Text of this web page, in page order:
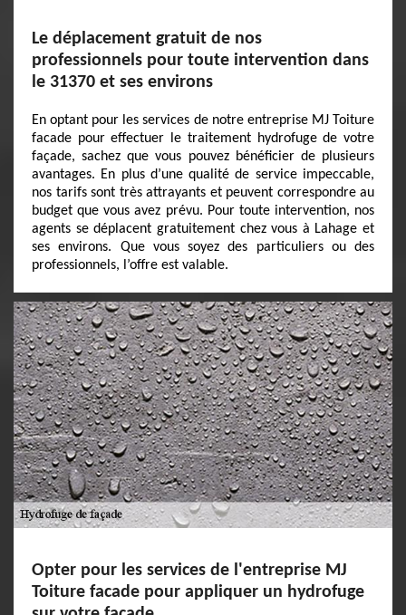
Le déplacement gratuit de nos
professionnels pour toute intervention dans
le 31370 et ses environs
En optant pour les services de notre entreprise MJ Toiture
facade pour effectuer le traitement hydrofuge de votre
façade, sachez que vous pouvez bénéficier de plusieurs
avantages. En plus d’une qualité de service impeccable,
nos tarifs sont très attrayants et peuvent correspondre au
budget que vous avez prévu. Pour toute intervention, nos
agents se déplacent gratuitement chez vous à Lahage et
ses environs. Que vous soyez des particuliers ou des
professionnels, l’offre est valable.
Opter pour les services de l'entreprise MJ
Toiture facade pour appliquer un hydrofuge